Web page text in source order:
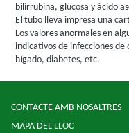
bilirrubina, glucosa y ácido
El tubo lleva impresa una
Los valores anormales en
indicativos de infecciones
hígado, diabetes, etc.
CONTACTE AMB NOSALTRES
MAPA DEL LLOC